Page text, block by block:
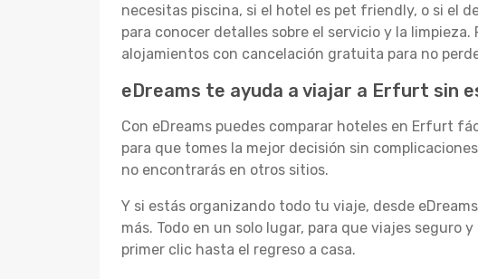
necesitas piscina, si el hotel es pet friendly, o si el
para conocer detalles sobre el servicio y la
alojamientos con cancelación gratuita para no
eDreams te ayuda a viajar a Erfurt sin
Con eDreams puedes comparar hoteles en Erfurt
para que tomes la mejor decisión sin
no encontrarás en otros sitios.
Y si estás organizando todo tu viaje, desde
más. Todo en un solo lugar, para que viajes
primer clic hasta el regreso a casa.